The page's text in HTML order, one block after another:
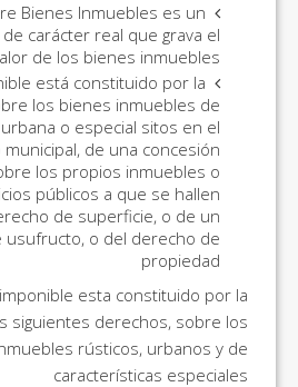
Bienes Inmuebles es un
carácter real que grava el
de los bienes inmuebles.
está constituido por la
los bienes inmuebles de
o especial sitos en el
de una concesión
los propios inmuebles o
públicos a que se hallen
de superficie, o de un
usufructo, o del derecho de
propiedad
esta constituido por la
siguientes derechos, sobre los
rústicos, urbanos y de
características especiales